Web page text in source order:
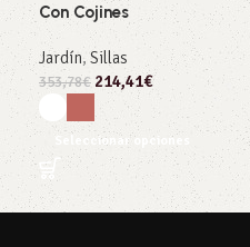
Con Cojines
Jardín,Sillas
353,78€ 214,41€
Seleccionar opciones